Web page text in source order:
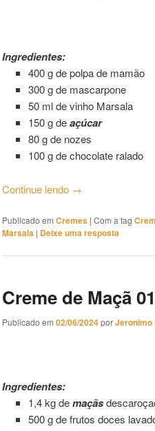
Ingredientes:
400 g de polpa de mamão
300 g de mascarpone
50 ml de vinho Marsala
150 g deaçúcar
80 g de nozes
100 g de chocolate ralado
Continue lendo →
Publicado em Cremes | Com a tag
Marsala | Deixe uma resposta
Creme de Maçã 01
Publicado em 02/06/2024porJeronimo
Ingredientes:
1,4 kg demaçãs
500 g de frutos doces